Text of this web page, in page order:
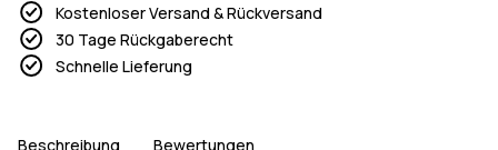
Kostenloser Versand & Rückversand
30 Tage Rückgaberecht
Schnelle Lieferung
Beschreibung Bewertungen